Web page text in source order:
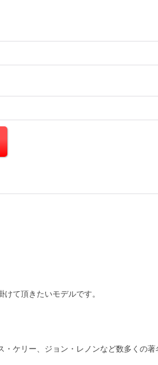
て頂きたいモデルです。
ケリー、ジョン・レノンなど数多くの著